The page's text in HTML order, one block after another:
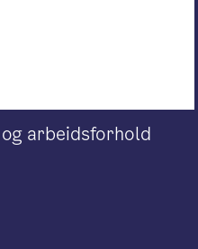
og arbeidsforhold